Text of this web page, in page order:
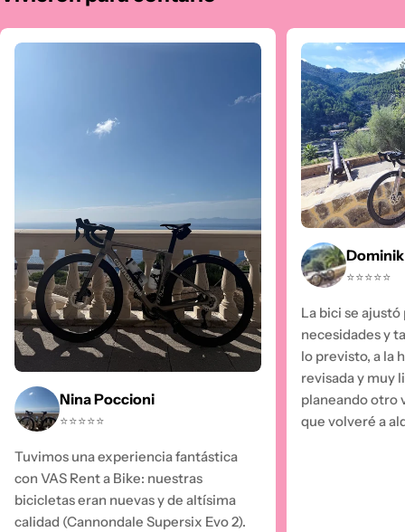
Nina Poccioni
⭐⭐⭐⭐⭐
Tuvimos una experiencia fantástica
con VAS Rent a Bike: nuestras
bicicletas eran nuevas y de altísima
calidad (Cannondale Supersix Evo 2).
⭐⭐⭐⭐⭐
La bici se
necesidades y
lo previsto, a la
revisada y muy
planeando otro
que volveré a